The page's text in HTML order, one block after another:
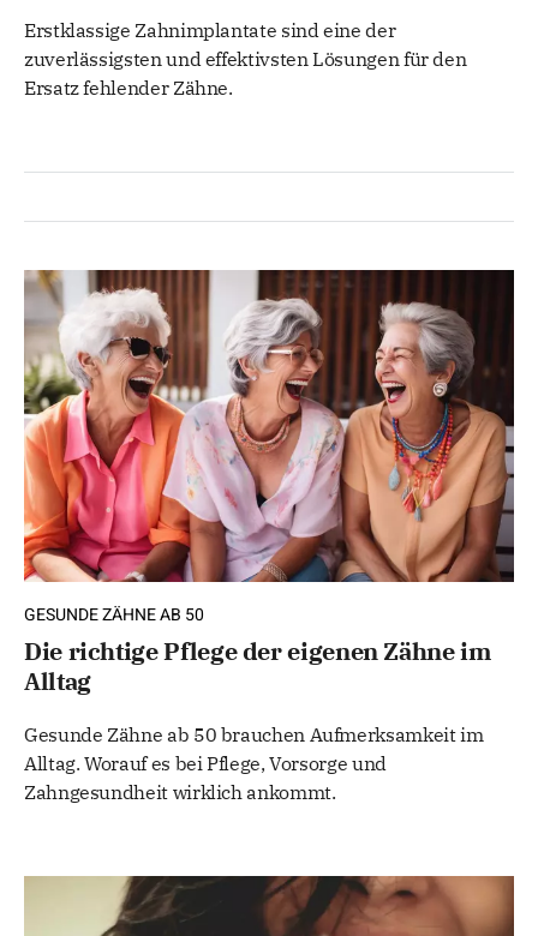
Erstklassige Zahnimplantate sind eine der
zuverlässigsten und effektivsten Lösungen für den
Ersatz fehlender Zähne.
GESUNDE ZÄHNE AB 50
Die richtige Pflege der eigenen Zähne im
Alltag
Gesunde Zähne ab 50 brauchen Aufmerksamkeit im
Alltag. Worauf es bei Pflege, Vorsorge und
Zahngesundheit wirklich ankommt.